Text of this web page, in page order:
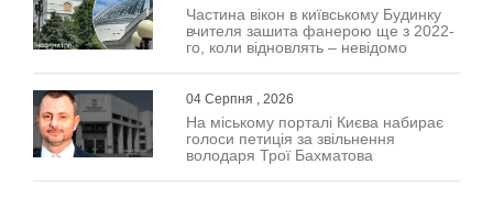
Частина вікон в київському Будинку
вчителя зашита фанерою ще з 2022-
го, коли відновлять – невідомо
04 Серпня , 2026
На міському порталі Києва набирає
голоси петиція за звільнення
володаря Трої Бахматова